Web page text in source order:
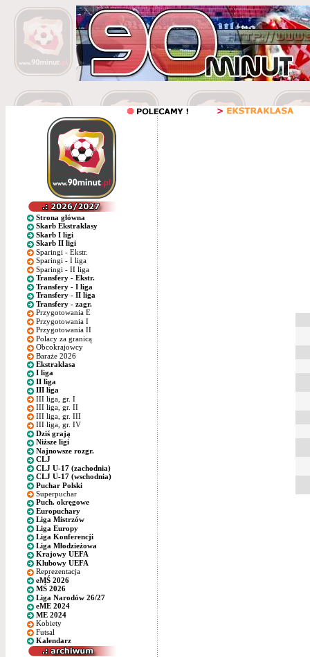
Strona główna
Skarb Ekstraklasy
Skarb I ligi
Skarb II ligi
Sparingi - Ekstr.
Sparingi - I liga
Sparingi - II liga
Transfery - Ekstr.
Transfery - I liga
Transfery - II liga
Transfery - zagr.
Przygotowania E
Przygotowania I
Przygotowania II
Polacy za granicą
Obcokrajowcy
Baraże 2026
Ekstraklasa
I liga
II liga
III liga
III liga, gr. I
III liga, gr. II
III liga, gr. III
III liga, gr. IV
Dziś grają
Niższe ligi
Najnowsze rozgr.
CLJ
CLJ U-17 (zachodnia)
CLJ U-17 (wschodnia)
Puchar Polski
Superpuchar
Puch. okręgowe
Europuchary
Liga Mistrzów
Liga Europy
Liga Konferencji
Liga Młodzieżowa
Krajowy UEFA
Klubowy UEFA
Reprezentacja
eMŚ 2026
MŚ 2026
Liga Narodów 26/27
eME 2024
ME 2024
Kobiety
Futsal
Kalendarz